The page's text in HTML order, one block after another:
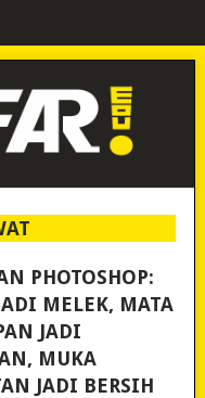
PHOTOSHOP:
MELEK, MATA
JADI
MUKA
JADI BERSIH